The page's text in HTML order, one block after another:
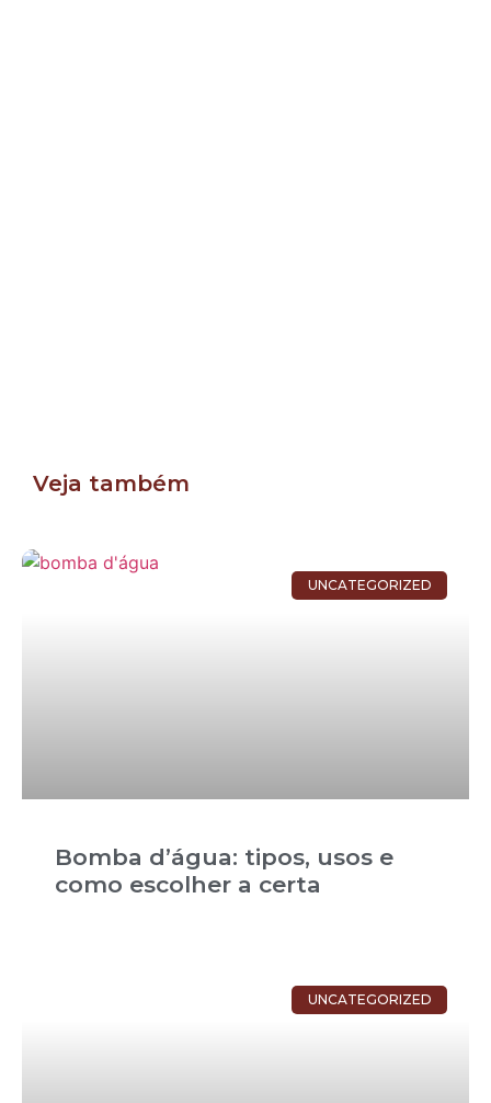
Veja também
UNCATEGORIZED
Bomba d’água: tipos, usos e
como escolher a certa
UNCATEGORIZED